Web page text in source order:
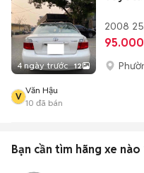
4 ngày trước 12
2008
V
Văn Hậu
10 đã bán
Bạn cần tìm hãng xe nào